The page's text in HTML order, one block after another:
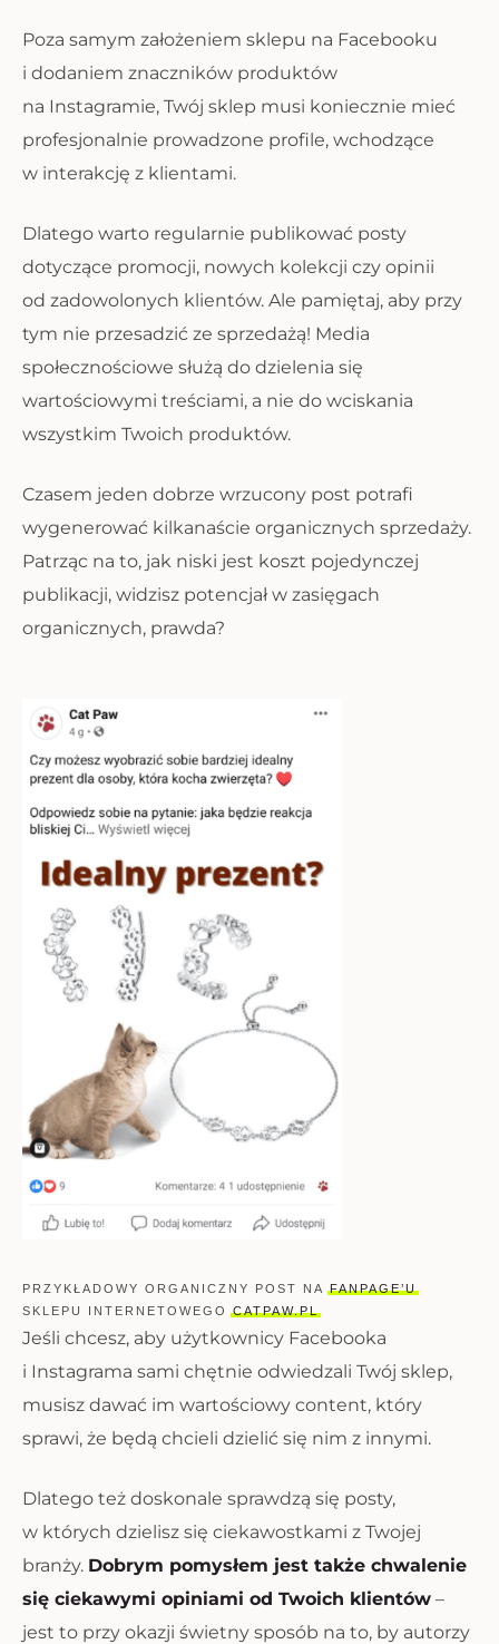
Poza samym założeniem sklepu na Facebooku
i dodaniem znaczników produktów
na Instagramie, Twój sklep musi koniecznie mieć
profesjonalnie prowadzone profile, wchodzące
w interakcję z klientami.
Dlatego warto regularnie publikować posty
dotyczące promocji, nowych kolekcji czy opinii
od zadowolonych klientów. Ale pamiętaj, aby przy
tym nie przesadzić ze sprzedażą! Media
społecznościowe służą do dzielenia się
wartościowymi treściami, a nie do wciskania
wszystkim Twoich produktów.
Czasem jeden dobrze wrzucony post potrafi
wygenerować kilkanaście organicznych sprzedaży.
Patrząc na to, jak niski jest koszt pojedynczej
publikacji, widzisz potencjał w zasięgach
organicznych, prawda?
PRZYKŁADOWY ORGANICZNY POST NAFANPAGE’U
SKLEPU INTERNETOWEGOCATPAW.PL
Jeśli chcesz, aby użytkownicy Facebooka
i Instagrama sami chętnie odwiedzali Twój sklep,
musisz dawać im wartościowy content, który
sprawi, że będą chcieli dzielić się nim z innymi.
Dlatego też doskonale sprawdzą się posty,
w których dzielisz się ciekawostkami z Twojej
branży. Dobrym pomysłem jest także chwalenie
się ciekawymi opiniami od Twoich klientów –
jest to przy okazji świetny sposób na to, by autorzy